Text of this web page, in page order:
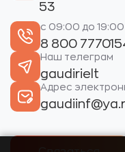
53
с 09:00 до 19:00
8 800
Наш телеграм
gaudirielt
Адрес